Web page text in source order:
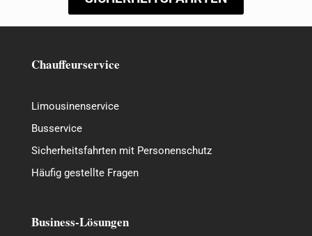
Chauffeurservice
Limousinenservice
Busservice
Sicherheitsfahrten mit Personenschutz
Häufig gestellte Fragen
Business-Lösungen